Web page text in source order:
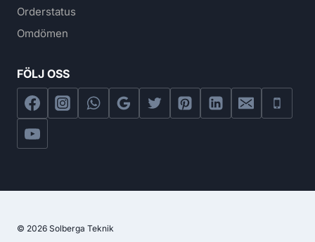
Orderstatus
Omdömen
FÖLJ OSS
© 2026 Solberga Teknik